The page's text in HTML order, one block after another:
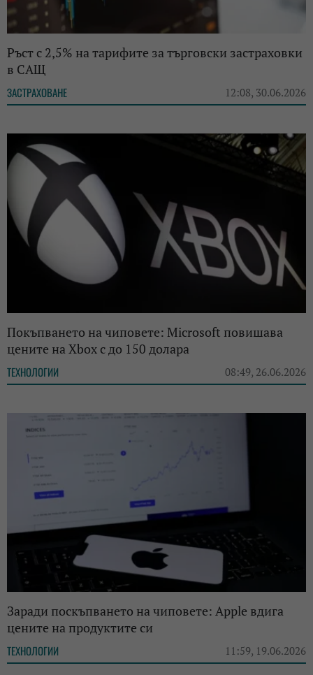
Ръст с 2,5% на тарифите за търговски застраховки
в САЩ
ЗАСТРАХОВАНЕ 12:08, 30.06.2026
Покъпването на чиповете: Microsoft повишава
цените на Xbox с до 150 долара
ТЕХНОЛОГИИ 08:49, 26.06.2026
Заради поскъпването на чиповете: Apple вдига
цените на продуктите си
ТЕХНОЛОГИИ 11:59, 19.06.2026